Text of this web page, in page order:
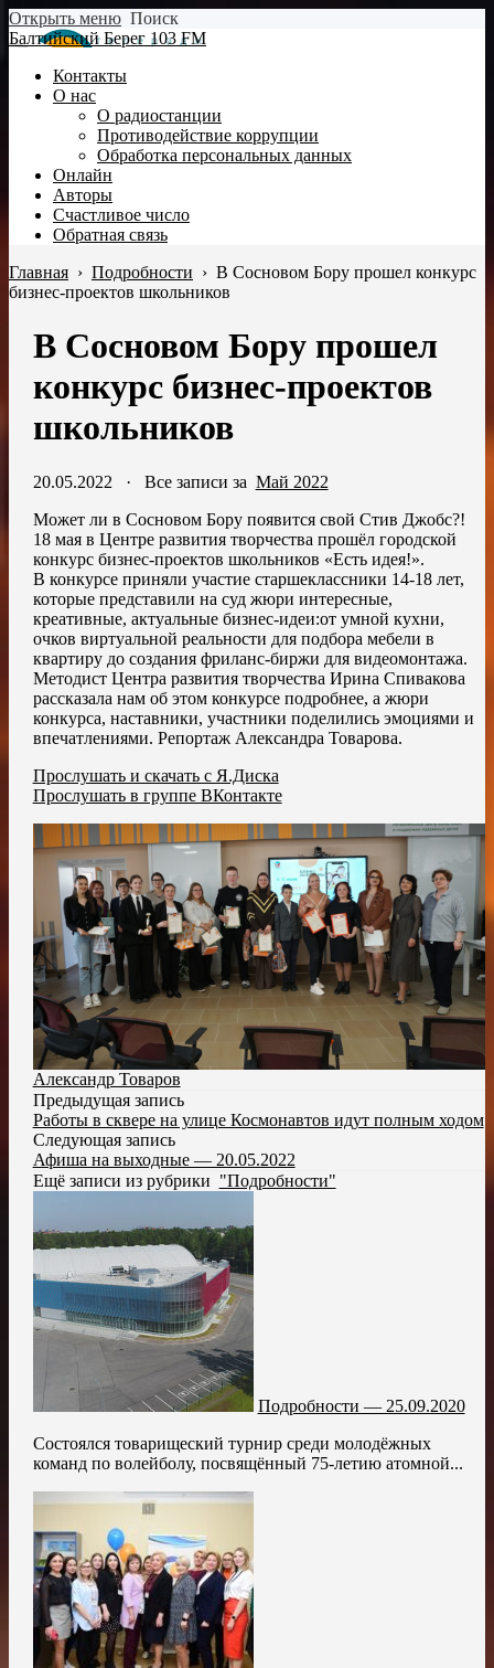
Открыть меню Поиск
Балтийский Берег 103 FM
Контакты
О нас
О радиостанции
Противодействие коррупции
Обработка персональных данных
Онлайн
Авторы
Счастливое число
Обратная связь
Главная › Подробности › В Сосновом Бору прошел конкурс
бизнес-проектов школьников
В Сосновом Бору прошел
конкурс бизнес-проектов
школьников
20.05.2022 · Все записи за Май 2022
Может ли в Сосновом Бору появится свой Стив Джобс?!
18 мая в Центре развития творчества прошёл городской
конкурс бизнес-проектов школьников «Есть идея!».
В конкурсе приняли участие старшеклассники 14-18 лет,
которые представили на суд жюри интересные,
креативные, актуальные бизнес-идеи:от умной кухни,
очков виртуальной реальности для подбора мебели в
квартиру до создания фриланс-биржи для видеомонтажа.
Методист Центра развития творчества Ирина Спивакова
рассказала нам об этом конкурсе подробнее, а жюри
конкурса, наставники, участники поделились эмоциями и
впечатлениями. Репортаж Александра Товарова.
Прослушать и скачать с Я.Диска
Прослушать в группе ВКонтакте
Александр Товаров
Предыдущая запись
Работы в сквере на улице Космонавтов идут полным ходом
Следующая запись
Афиша на выходные — 20.05.2022
Ещё записи из рубрики "Подробности"
Подробности — 25.09.2020
Состоялся товарищеский турнир среди молодёжных
команд по волейболу, посвящённый 75-летию атомной...